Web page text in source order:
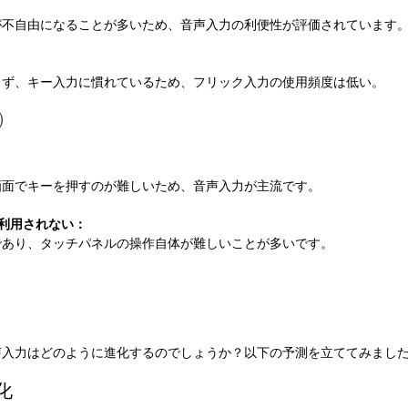
自由になることが多いため、音声入力の利便性が評価されています
、キー入力に慣れているため、フリック入力の使用頻度は低い。
でキーを押すのが難しいため、音声入力が主流です。
用されない：
り、タッチパネルの操作自体が難しいことが多いです。
力はどのように進化するのでしょうか？以下の予測を立ててみまし